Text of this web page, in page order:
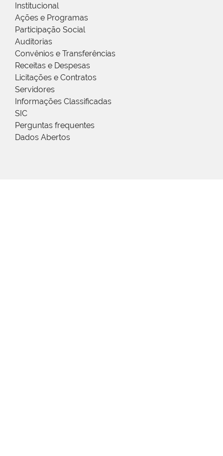
Institucional
Ações e Programas
Participação Social
Auditorias
Convênios e Transferências
Receitas e Despesas
Licitações e Contratos
Servidores
Informações Classificadas
SIC
Perguntas frequentes
Dados Abertos